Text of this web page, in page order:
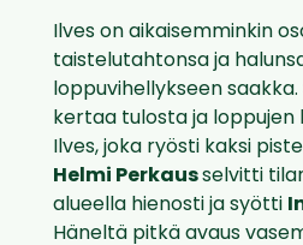
Ilves on aikaisemminkin
taistelutahtonsa ja
loppuvihellykseen
kertaa tulosta ja loppujen
Ilves, joka ryösti kaksi
Helmi Perkausselvitti
alueella hienosti ja syötti
Häneltä pitkä avaus